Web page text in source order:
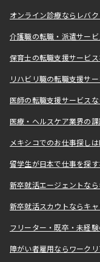
オンライン診療ならレバク
介護職の転職・派遣サー
保育士の転職支援サービ
リハビリ職の転職支援サ
医師の転職支援サービス
医療・ヘルスケア業界の
メキシコでのお仕事探し
留学生が日本で仕事を探
新卒就活エージェントな
新卒就活スカウトならキ
フリーター・既卒・未経
障がい者雇用ならワークリ